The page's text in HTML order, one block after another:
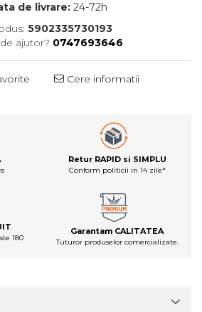
de livrare: 24-72h
5902335730193
ajutor? 0747693646
Cere informatii
Retur RAPID si SIMPLU
Conform politicii in 14 zile*
180
Garantam CALITATEA
Tuturor produselor comercializate.